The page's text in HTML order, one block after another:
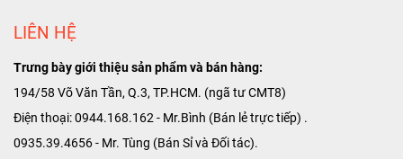
LIÊN HỆ
Trưng bày giới thiệu sản phẩm và bán hàng:
194/58 Võ Văn Tần, Q.3, TP.HCM. (ngã tư CMT8)
Điện thoại: 0944.168.162 - Mr.Bình (Bán lẻ trực tiếp) .
0935.39.4656 - Mr. Tùng (Bán Sỉ và Đối tác).